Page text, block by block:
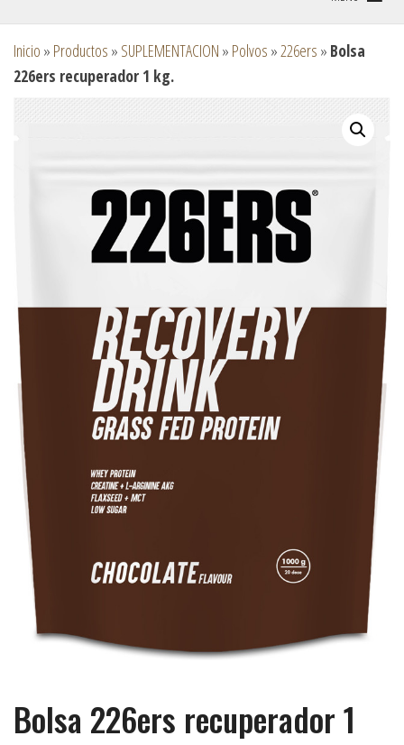
Inicio » Productos » SUPLEMENTACION » Polvos » 226ers » Bolsa
226ers recuperador 1 kg.
Bolsa 226ers recuperador 1